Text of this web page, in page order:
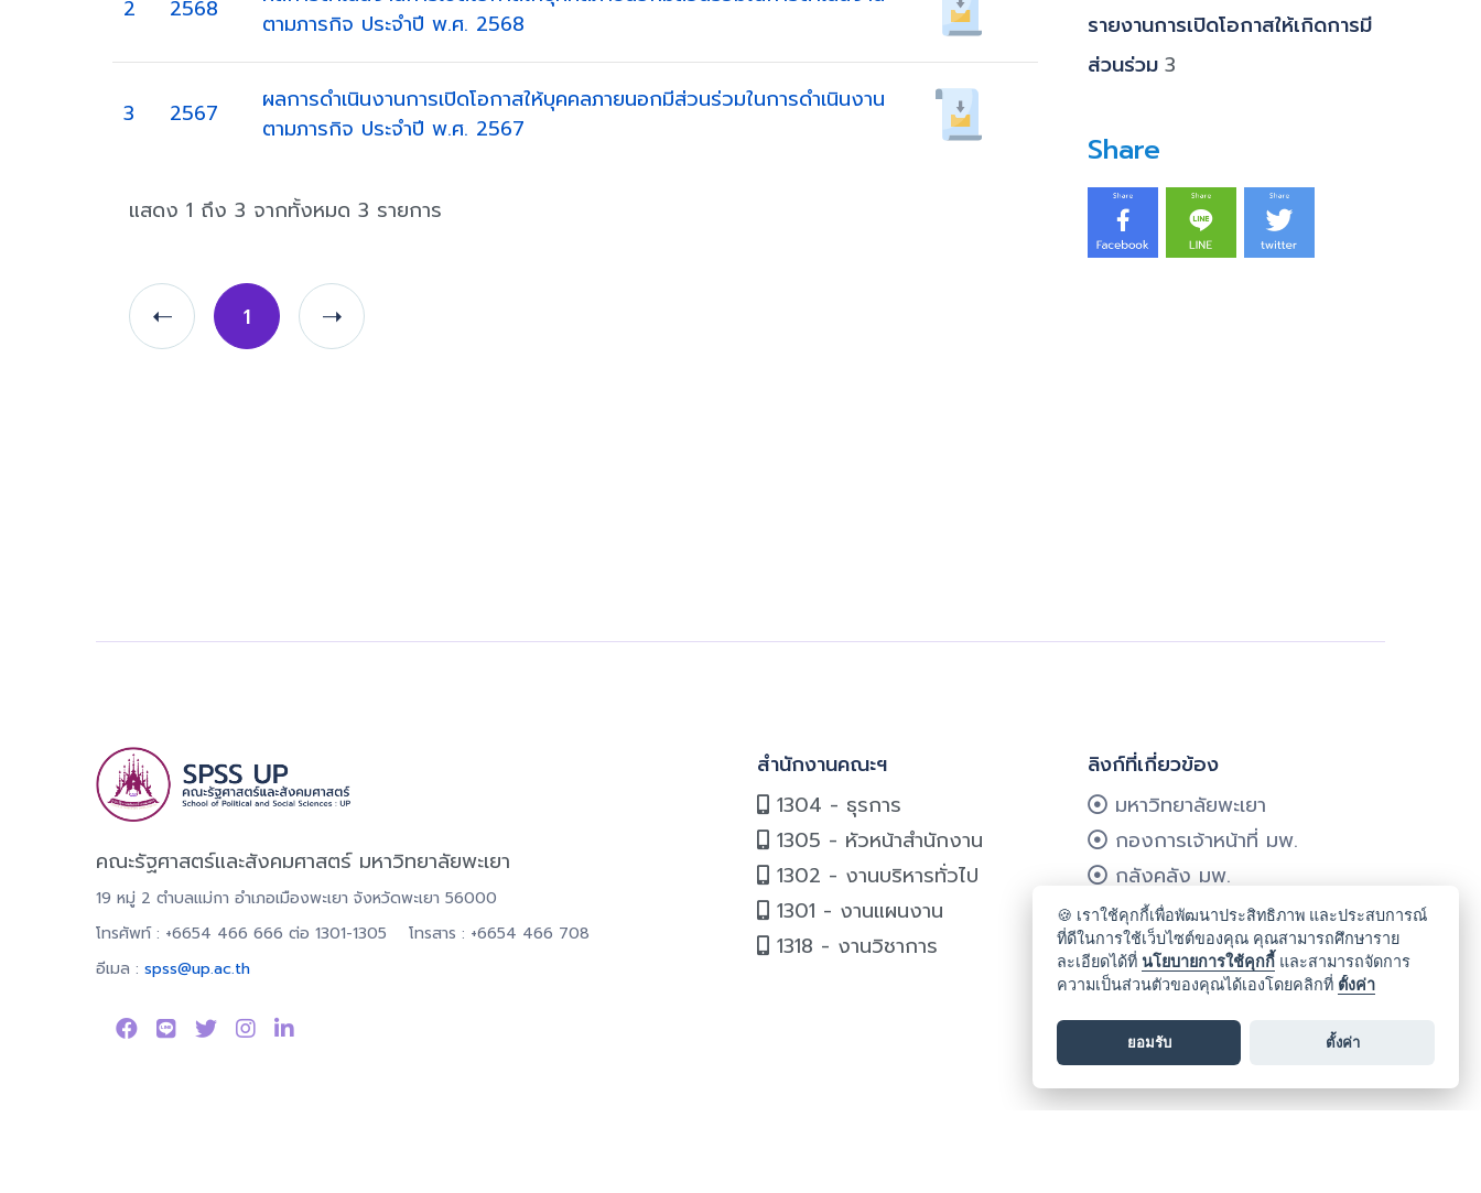
2 2568
ตามภารกิจ ประจำปี พ.ศ. 2568
3 2567
ผลการดำเนินงานการเปิดโอกาสให้บุคคลภายนอกมีส่วนร่วมในการดำเนินงาน
ตามภารกิจ ประจำปี พ.ศ. 2567
แสดง 1 ถึง 3 จากทั้งหมด 3 รายการ
1
รายงานการเปิดโอกาสให้เกิดการมี
ส่วนร่วม 3
Share
คณะรัฐศาสตร์และสังคมศาสตร์ มหาวิทยาลัยพะเยา
19 หมู่ 2 ตำบลแม่กา อำเภอเมืองพะเยา จังหวัดพะเยา 56000
โทรศัพท์ : +6654 466 666 ต่อ 1301-1305 โทรสาร : +6654 466 708
อีเมล : spss@up.ac.th
สำนักงานคณะฯ
1304 - ธุรการ
1305 - หัวหน้าสำนักงาน
1302 - งานบริหารทั่วไป
1301 - งานแผนงาน
1318 - งานวิชาการ
ลิงก์ที่เกี่ยวข้อง
มหาวิทยาลัยพะเยา
กองการเจ้าหน้าที่ มพ.
กลังคลัง มพ.
กองแผนงาน มพ.
ศูนย์บริการเทคโนโลยีฯ มพ.
🍪 เราใช้คุกกี้เพื่อพัฒนาประสิทธิภาพ และประสบการณ์
ที่ดีในการใช้เว็บไซต์ของคุณ คุณสามารถศึกษาราย
ละเอียดได้ที่นโยบายการใช้คุกกี้ และสามารถจัดการ
ความเป็นส่วนตัวของคุณได้เองโดยคลิกที่ ตั้งค่า
ยอมรับ ตั้งค่า